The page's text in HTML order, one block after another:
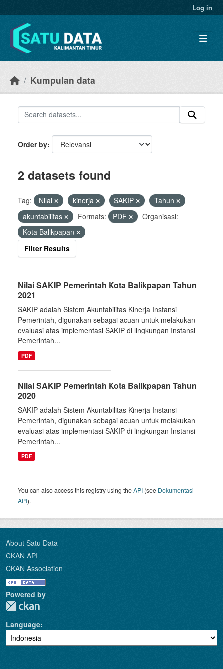
Log in
Kumpulan data
Order by
2 datasets found
Tag: Nilai kinerja SAKIP
Tahun
akuntabilitas
Formats: PDF
Organisasi:
Kota Balikpapan
Filter Results
Nilai SAKIP Pemerintah Kota Balikpapan Tahun
2021
SAKIP adalah Sistem Akuntabilitas Kinerja Instansi
Pemerintah, digunakan sebagai acuan untuk melakukan
evaluasi atas implementasi SAKIP di lingkungan Instansi
Pemerintah...
PDF
Nilai SAKIP Pemerintah Kota Balikpapan Tahun
2020
SAKIP adalah Sistem Akuntabilitas Kinerja Instansi
Pemerintah, digunakan sebagai acuan untuk melakukan
evaluasi atas implementasi SAKIP di lingkungan Instansi
Pemerintah...
PDF
You can also access this registry using theAPI (see Dokumentasi
API).
About Satu Data
CKAN API
CKAN Association
Powered by
Language